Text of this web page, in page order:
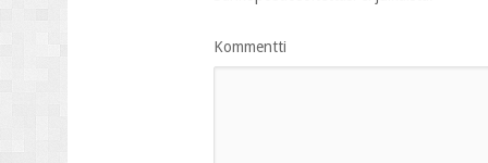
Kommentti